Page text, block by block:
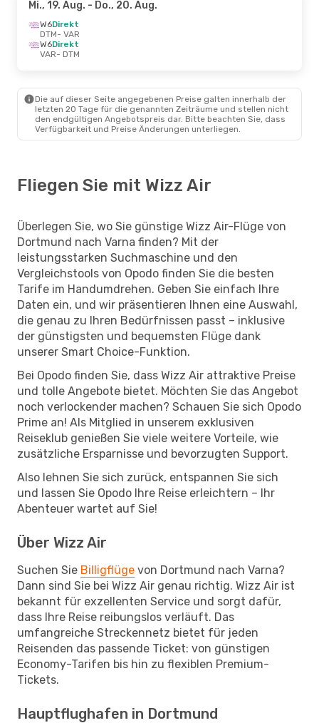
Mi., 19. Aug. - Do., 20. Aug.
W6Direkt
DTM- VAR
W6Direkt
VAR- DTM
Die auf dieser Seite angegebenen Preise galten innerhalb der
letzten 20 Tage für die genannten Zeiträume und stellen nicht
den endgültigen Angebotspreis dar. Bitte beachten Sie, dass
Verfügbarkeit und Preise Änderungen unterliegen.
Fliegen Sie mit Wizz Air
Überlegen Sie, wo Sie günstige Wizz Air-Flüge von
Dortmund nach Varna finden? Mit der
leistungsstarken Suchmaschine und den
Vergleichstools von Opodo finden Sie die besten
Tarife im Handumdrehen. Geben Sie einfach Ihre
Daten ein, und wir präsentieren Ihnen eine Auswahl,
die genau zu Ihren Bedürfnissen passt – inklusive
der günstigsten und bequemsten Flüge dank
unserer Smart Choice-Funktion.
Bei Opodo finden Sie, dass Wizz Air attraktive Preise
und tolle Angebote bietet. Möchten Sie das Angebot
noch verlockender machen? Schauen Sie sich Opodo
Prime an! Als Mitglied in unserem exklusiven
Reiseklub genießen Sie viele weitere Vorteile, wie
zusätzliche Ersparnisse und bevorzugten Support.
Also lehnen Sie sich zurück, entspannen Sie sich
und lassen Sie Opodo Ihre Reise erleichtern – Ihr
Abenteuer wartet auf Sie!
Über Wizz Air
Suchen Sie Billigflüge von Dortmund nach Varna?
Dann sind Sie bei Wizz Air genau richtig. Wizz Air ist
bekannt für exzellenten Service und sorgt dafür,
dass Ihre Reise reibungslos verläuft. Das
umfangreiche Streckennetz bietet für jeden
Reisenden das passende Ticket: von günstigen
Economy-Tarifen bis hin zu flexiblen Premium-
Tickets.
Hauptflughafen in Dortmund